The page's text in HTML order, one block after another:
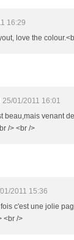
16:29
love the
25/01/2011 16:01
beau,mais venant
/> <br />
2011 15:36
c'est une jolie
<br />